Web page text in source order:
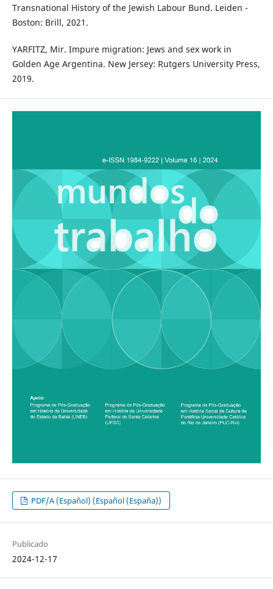
Transnational History of the Jewish Labour Bund. Leiden -
Boston: Brill, 2021.
YARFITZ, Mir. Impure migration: Jews and sex work in
Golden Age Argentina. New Jersey: Rutgers University Press,
2019.
PDF/A (Español) (Español (España))
Publicado
2024-12-17